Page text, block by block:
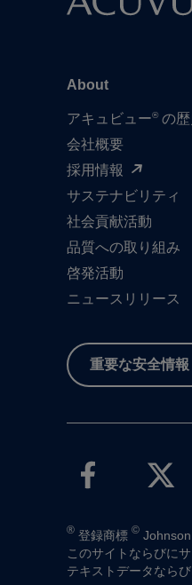
About
アキュビュー® の歴
会社概要
採用情報
サステナビリティ
社会貢献活動
品質への​取り組み
啓発活動
ニュースリリース
重要な​安全情報
® 登録商標 ©
この​サイトならびに​
テキストデータなら